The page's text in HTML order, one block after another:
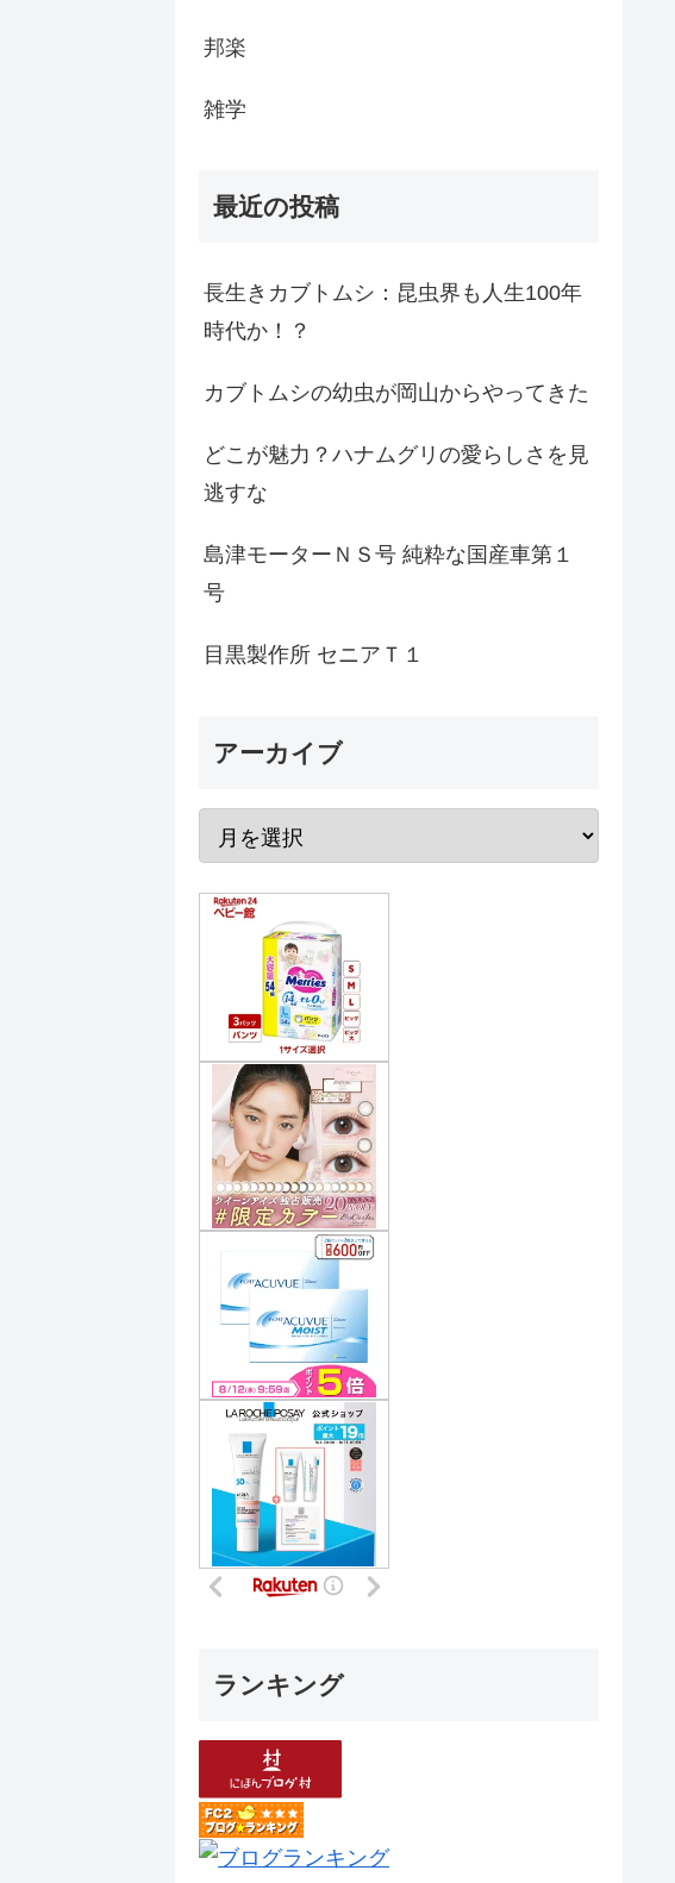
邦楽
雑学
最近の投稿
長生きカブトムシ：昆虫界も人生100年
時代か！？
カブトムシの幼虫が岡山からやってきた
どこが魅力？ハナムグリの愛らしさを見
逃すな
島津モーターＮＳ号 純粋な国産車第１
号
目黒製作所 セニアＴ１
アーカイブ
ランキング